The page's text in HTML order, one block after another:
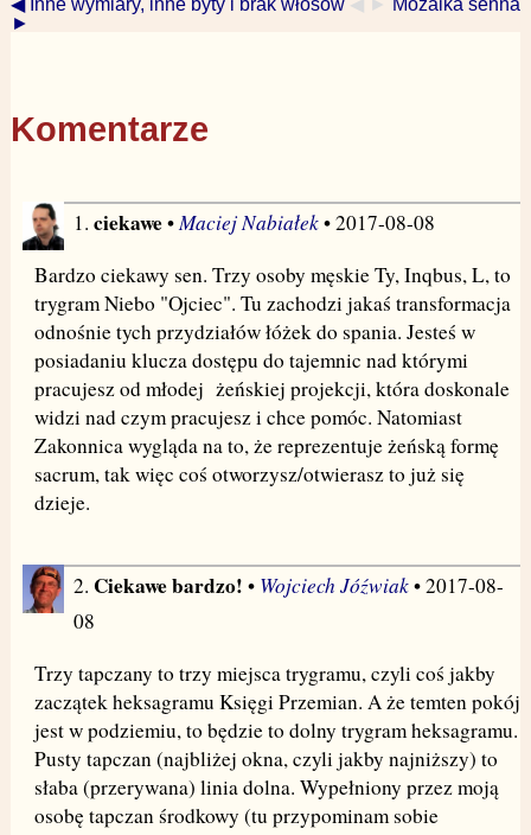
►
Komentarze
1. ciekawe•Maciej Nabiałek• 2017-08-08
Bardzo ciekawy sen. Trzy osoby męskie Ty, Inqbus, L, to
trygram Niebo "Ojciec". Tu zachodzi jakaś transformacja
odnośnie tych przydziałów łóżek do spania. Jesteś w
posiadaniu klucza dostępu do tajemnic nad którymi
pracujesz od młodej żeńskiej projekcji, która doskonale
widzi nad czym pracujesz i chce pomóc. Natomiast
Zakonnica wygląda na to, że reprezentuje żeńską formę
sacrum, tak więc coś otworzysz/otwierasz to już się
dzieje.
2. Ciekawe bardzo! • Wojciech Jóźwiak• 2017-08-
08
Trzy tapczany to trzy miejsca trygramu, czyli coś jakby
zaczątek heksagramu Księgi Przemian. A że temten pokój
jest w podziemiu, to będzie to dolny trygram heksagramu.
Pusty tapczan (najbliżej okna, czyli jakby najniższy) to
słaba (przerywana) linia dolna. Wypełniony przez moją
osobę tapczan środkowy (tu przypominam sobie